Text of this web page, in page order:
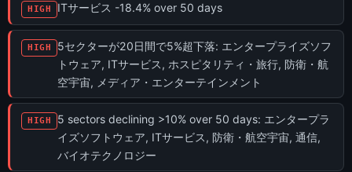
HIGH ITサービス -18.4% over 50 days
HIGH
5セクターが20日間で5%超下落: エンタープライズソフ
トウェア, ITサービス, ホスピタリティ・旅行, 防衛・航
空宇宙, メディア・エンターテインメント
HIGH
5 sectors declining >10% over 50 days: エンタープラ
イズソフトウェア, ITサービス, 防衛・航空宇宙, 通信,
バイオテクノロジー